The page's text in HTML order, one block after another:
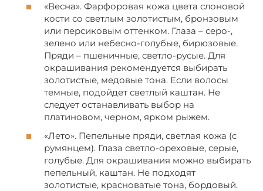
«Весна». Фарфоровая кожа цвета слоновой
кости со светлым золотистым, бронзовым
или персиковым оттенком. Глаза – серо-,
зелено или небесно-голубые, бирюзовые.
Пряди – пшеничные, светло-русые. Для
окрашивания рекомендуется выбирать
золотистые, медовые тона. Если волосы
темные, подойдет светлый каштан. Не
следует останавливать выбор на
платиновом, черном, ярком рыжем.
«Лето». Пепельные пряди, светлая кожа (с
румянцем). Глаза светло-ореховые, серые,
голубые. Для окрашивания можно выбирать
пепельный, каштан. Не подходят
золотистые, красноватые тона, бордовый.